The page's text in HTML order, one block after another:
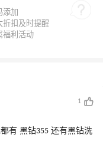
1
有 黑钻355 还有黑钻洗